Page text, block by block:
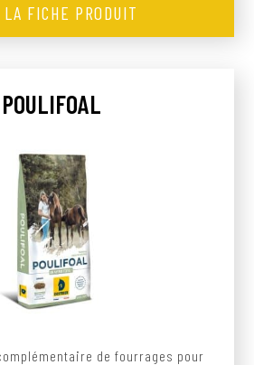
FICHE PRODUIT
POULIFOAL
de fourrages pour